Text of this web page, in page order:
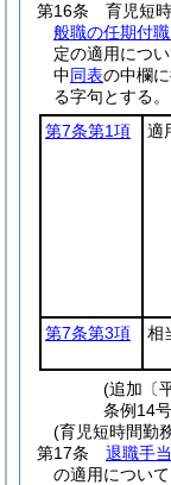
第16条
育児短
般職の任期付
定の適用につい
中同表の中欄
る字句とする。
第7条第1項
適
第7条第3項
相
(追加〔
条例14
(育児短時間勤
第17条
退職手
の適用につい